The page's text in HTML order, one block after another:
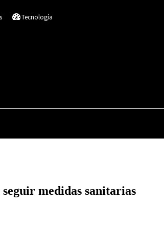
Tecnología
seguir medidas sanitarias